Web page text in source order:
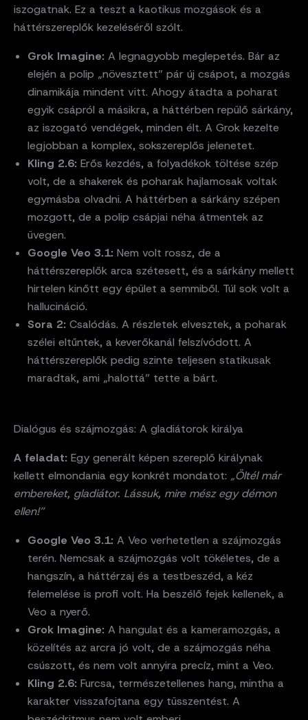
iszogatnak. Ez a teszt a kaotikus mozgások és a
háttérszereplők kezeléséről szólt.
Grok Imagine: A legnagyobb meglepetés. Bár az
elején a polip „növesztett” pár új csápot, a mozgás
dinamikája mindent vitt. Ahogy átadta a poharat
egyik csápról a másikra, a háttérben repülő sárkány,
az iszogató vendégek, minden élt. A Grok kezelte
legjobban a komplex, sokszereplős jelenetet.
Kling 2.6: Erős kezdés, a folyadékok töltése szép
volt, de a shakerek és poharak hajlamosak voltak
egymásba olvadni. A háttérben a sárkány szépen
mozgott, de a polip csápjai néha átmentek az
üvegen.
Google Veo 3.1: Nem volt rossz, de a
háttérszereplők arca szétesett, és a sárkány mellett
hirtelen kinőtt egy épület a semmiből. Túl sok volt a
hallucináció.
Sora 2: Csalódás. A részletek elvesztek, a poharak
szélei eltűntek, a keverőkanál felszívódott. A
háttérszereplők pedig szinte teljesen statikusak
maradtak, ami „halottá” tette a bárt.
Dialógus és szájmozgás: A gladiátorok királya
A feladat: Egy generált képen szereplő királynak
kellett elmondania egy konkrét mondatot: „Öltél már
embereket, gladiátor. Lássuk, mire mész egy démon
ellen!”
Google Veo 3.1: A Veo verhetetlen a szájmozgás
terén. Nemcsak a szájmozgás volt tökéletes, de a
hangszín, a háttérzaj és a testbeszéd, a kéz
felemelése is profi volt. Ha beszélő fejek kellenek, a
Veo a nyerő.
Grok Imagine: A hangulat és a kameramozgás, a
közelítés az arcra jó volt, de a szájmozgás néha
csúszott, és nem volt annyira precíz, mint a Veo.
Kling 2.6: Furcsa, természetellenes hang, mintha a
karakter visszafojtana egy tüsszentést. A